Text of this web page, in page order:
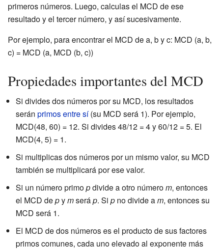
primeros números. Luego, calculas el MCD de ese
resultado y el tercer número, y así sucesivamente.
Por ejemplo, para encontrar el MCD de a, b y c: MCD (a, b,
c) = MCD (a, MCD (b, c))
Propiedades importantes del MCD
Si divides dos números por su MCD, los resultados
serán primos entre sí(su MCD será 1). Por ejemplo,
MCD(48, 60) = 12. Si divides 48/12 = 4 y 60/12 = 5. El
MCD(4, 5) = 1.
Si multiplicas dos números por un mismo valor, su MCD
también se multiplicará por ese valor.
Si un número primopdivide a otro númerom, entonces
el MCD depymseráp. Si p no divide am, entonces su
MCD será 1.
El MCD de dos números es el producto de sus factores
primos comunes, cada uno elevado al exponente más